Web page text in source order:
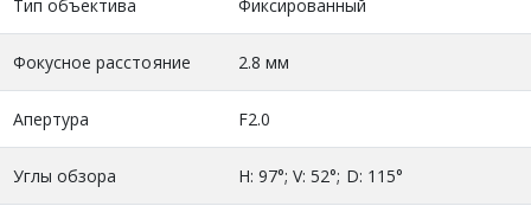
Тип объектива Фиксированный
Фокусное расстояние 2.8 мм
Апертура F2.0
Углы обзора H: 97°; V: 52°; D: 115°